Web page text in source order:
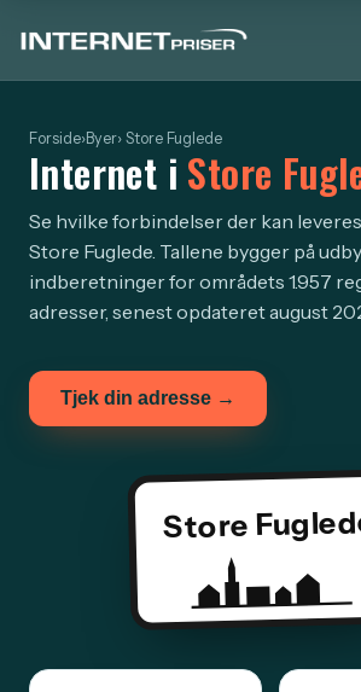
Forside›Byer› Store Fuglede
Internet i Store
Se hvilke forbindelser der kan
Store Fuglede. Tallene bygger på
indberetninger for områdets 1.957
adresser, senest opdateret august
Tjek din adresse →
Store